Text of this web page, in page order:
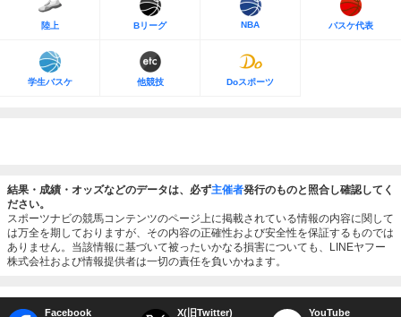
陸上 Bリーグ NBA バスケ代表
学生バスケ 他競技 Doスポーツ
結果・成績・オッズなどのデータは、必ず主催者発行のものと照合し確認してく
ださい。
スポーツナビの競馬コンテンツのページ上に掲載されている情報の内容に関して
は万全を期しておりますが、その内容の正確性および安全性を保証するものでは
ありません。当該情報に基づいて被ったいかなる損害についても、LINEヤフー
株式会社および情報提供者は一切の責任を負いかねます。
Facebook X(旧Twitter) YouTube